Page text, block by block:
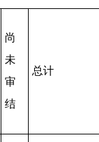
尚
未
审
结
总计